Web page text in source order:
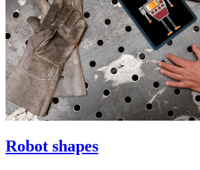
Robot shapes